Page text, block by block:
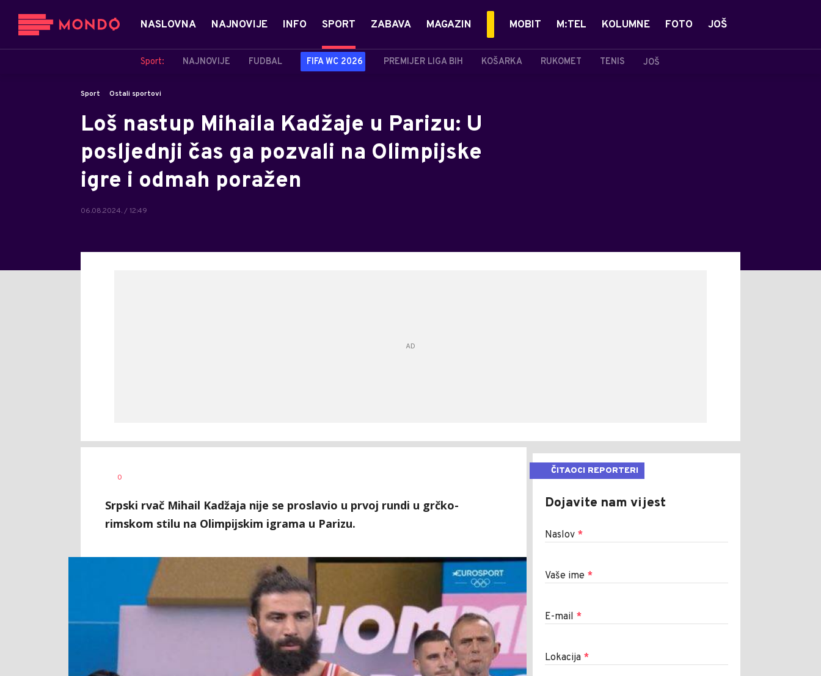
NASLOVNA NAJNOVIJE INFO SPORT
Sport: NAJNOVIJE FUDBAL FIFA WC 2026 PREMIJER LIGA BIH KOŠARKA RUKOMET TENIS JOŠ
ZABAVA MAGAZIN MOBIT M:TEL KOLUMNE FOTO JOŠ
Sport Ostali sportovi
Loš nastup Mihaila Kadžaje u Parizu: U
posljednji čas ga pozvali na Olimpijske
igre i odmah poražen
06.08.2024. / 12:49
AUTOR
0
Srpski rvač Mihail Kadžaja nije se proslavio u prvoj rundi u grčko-
rimskom stilu na Olimpijskim igrama u Parizu.
ČITAOCI REPORTERI
Dojavite nam vijest
Naslov *
Vaše ime *
E-mail *
Lokacija *